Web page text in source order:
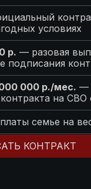
условиях
р. — разовая
подписания
000 р./мес. —
на
семье на
КОНТРАКТ